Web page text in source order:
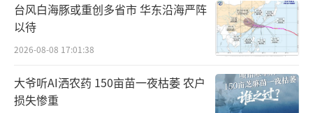
台风白海豚或重创多省市 华东沿海严阵
以待
2026-08-08 17:01:38
大爷听AI洒农药 150亩苗一夜枯萎 农户
损失惨重